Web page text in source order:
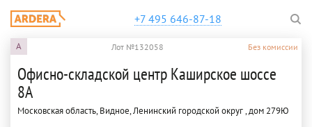
+7 495 646-87-18
A Лот №132058 Без комиссии
Офисно-складской центр Каширское шоссе
8А
Московская область, Видное, Ленинский городской округ , дом 279Ю